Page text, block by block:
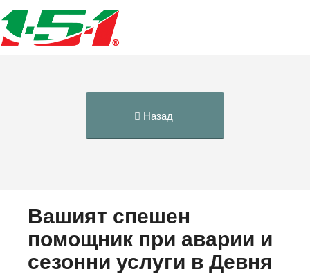
Назад
Вашият спешен
помощник при аварии и
сезонни услуги в Девня